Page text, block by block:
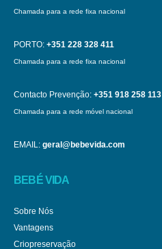
Chamada para a rede fixa nacional
PORTO: +351 228 328 411
Chamada para a rede fixa nacional
Contacto Prevenção: +351 918 258 113
Chamada para a rede móvel nacional
EMAIL: geral@bebevida.com
BEBÉ VIDA
Sobre Nós
Vantagens
Criopreservação